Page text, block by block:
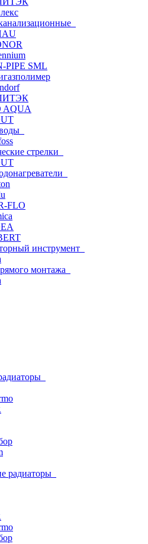
PIPE SML
AQUA
стрелки
FLO
инструмент
монтажа
радиаторы